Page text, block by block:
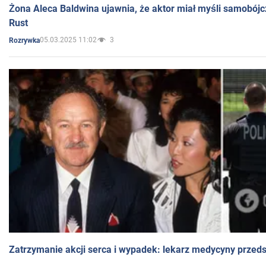
Żona Aleca Baldwina ujawnia, że aktor miał myśli
Rust
Rozrywka05.03.2025 11:02 3
Zatrzymanie akcji serca i wypadek: lekarz medycyny